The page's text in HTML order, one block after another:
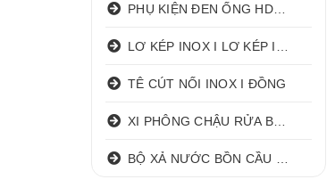
PHỤ KIỆN ĐEN ỐNG HDPE HATHACO
TÊ CÚT NỐI INOX I ĐỒNG
XI PHÔNG CHẬU RỬA BÁT 1 HỐ I 2 HỐ